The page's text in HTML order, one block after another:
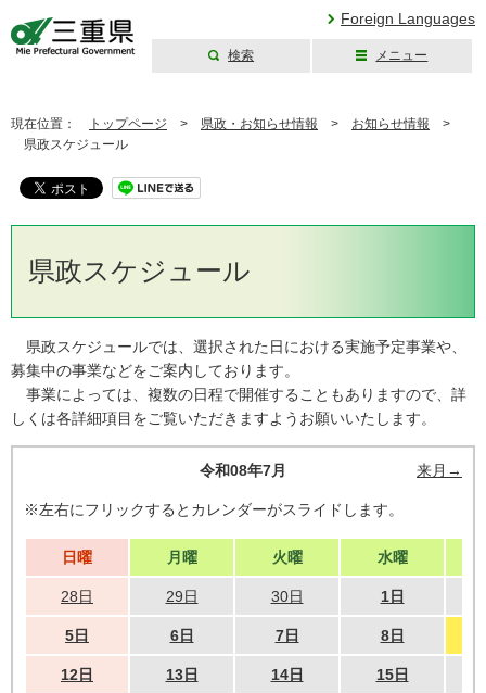
Foreign Languages
検索 メニュー
現在位置： トップページ > 県政・お知らせ情報 > お知らせ情報 >
県政スケジュール
県政スケジュール
県政スケジュールでは、選択された日における実施予定事業や、
募集中の事業などをご案内しております。
事業によっては、複数の日程で開催することもありますので、詳
しくは各詳細項目をご覧いただきますようお願いいたします。
令和08年7月 来月→
※左右にフリックするとカレンダーがスライドします。
日曜 月曜 火曜 水曜
28日 29日 30日 1日
5日 6日 7日 8日
12日 13日 14日 15日